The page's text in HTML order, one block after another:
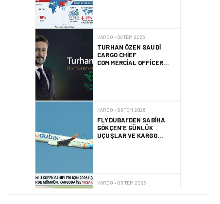
FLYDUBAI’DEN SABIHA
GÖKÇEN’E GÜNLÜK
UÇUŞLAR VE KARGO
HIZMETI BAŞLADI!
BASIK BURUNLU KÖPEK
SAHIPLERI IÇIN 2026
UÇUŞ REHBERI